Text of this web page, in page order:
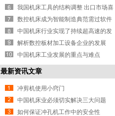
我国机床工具的结构调整 出口市场喜
人
数控机床成为智能制造典范需过软件
开发关
中国机床行业实现了持续超高速的发
展
解析数控板材加工设备企业的发展
中国机床工业发展的重点与难点
最新资讯文章
冲剪机使用小窍门
中国机床业必须切实解决三大问题
如何保证冲孔机工作中的安全性